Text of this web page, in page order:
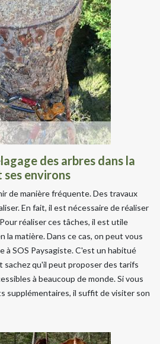
des arbres dans la
environs
de manière fréquente. Des travaux
En fait, il est nécessaire de réaliser
réaliser ces tâches, il est utile
la matière. Dans ce cas, on peut vous
à SOS Paysagiste. C'est un habitué
sachez qu'il peut proposer des tarifs
à beaucoup de monde. Si vous
supplémentaires, il suffit de visiter son